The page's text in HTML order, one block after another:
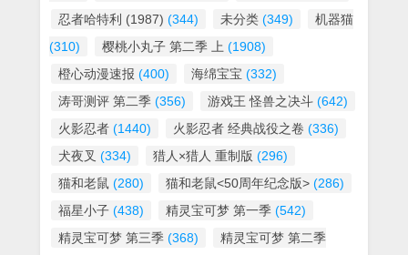
忍者哈特利 (1987) (344) 未分类 (349)
机器猫
(310)
樱桃小丸子 第二季 上 (1908)
橙心动漫速报 (400) 海绵宝宝 (332)
涛哥测评 第二季 (356) 游戏王 怪兽之决斗 (642)
火影忍者 (1440) 火影忍者 经典战役之卷 (336)
犬夜叉 (334) 猎人×猎人 重制版 (296)
猫和老鼠 (280) 猫和老鼠<50周年纪念版> (286)
福星小子 (438) 精灵宝可梦 第一季 (542)
精灵宝可梦 第三季 (368)
精灵宝可梦 第二季